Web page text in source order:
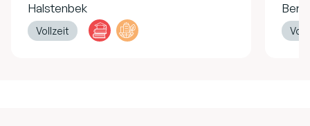
Halstenbek
Vollzeit